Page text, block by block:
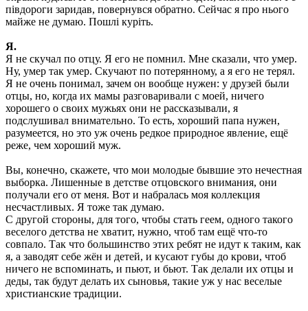
пiвдороги заридав, повернувся обратно. Сейчас я про нього
майже не думаю. Пошлi курiть.
Я.
Я не скучал по отцу. Я его не помнил. Мне сказали, что умер.
Ну, умер так умер. Скучают по потерянному, а я его не терял.
Я не очень понимал, зачем он вообще нужен: у друзей были
отцы, но, когда их мамы разговаривали с моей, ничего
хорошего о своих мужьях они не рассказывали, я
подслушивал внимательно. То есть, хороший папа нужен,
разумеется, но это уж очень редкое природное явление, ещё
реже, чем хороший муж.
Вы, конечно, скажете, что мои молодые бывшие это нечестная
выборка. Лишенные в детстве отцовского внимания, они
получали его от меня. Вот и набралась моя коллекция
несчастливых. Я тоже так думаю.
С другой стороны, для того, чтобы стать геем, одного такого
веселого детства не хватит, нужно, чтоб там ещё что-то
совпало. Так что большинство этих ребят не идут к таким, как
я, а заводят себе жён и детей, и кусают губы до крови, чтоб
ничего не вспоминать, и пьют, и бьют. Так делали их отцы и
деды, так будут делать их сыновья, такие уж у нас веселые
христианские традиции.